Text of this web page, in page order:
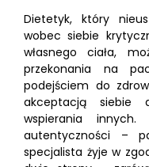
Dietetyk, który
wobec siebie
własnego ciała,
przekonania na
podejściem do
akceptacją siebie
wspierania
autentyczności –
specjalista żyje w